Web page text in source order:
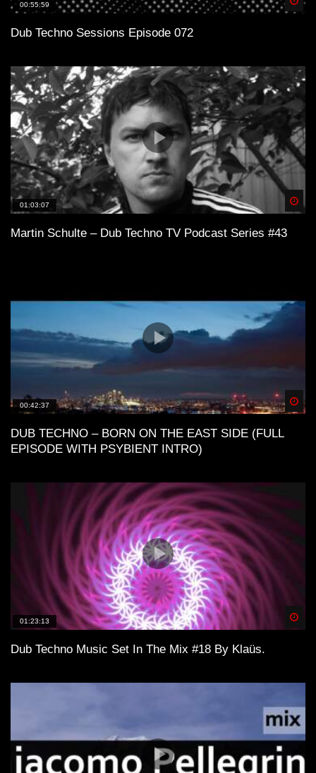
00:55:59
Dub Techno Sessions Episode 072
01:03:07
Martin Schulte – Dub Techno TV Podcast Series #43
00:42:37
DUB TECHNO – BORN ON THE EAST SIDE (FULL
EPISODE WITH PSYBIENT INTRO)
01:23:13
Dub Techno Music Set In The Mix #18 By Klaüs.